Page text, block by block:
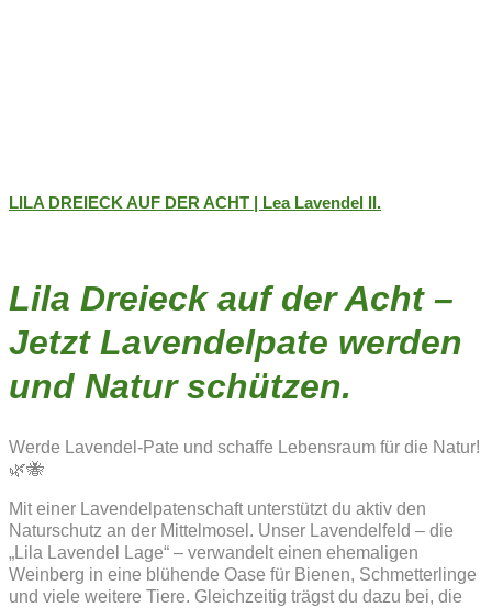
LILA DREIECK AUF DER ACHT | Lea Lavendel II.
Lila Dreieck auf der Acht –
Jetzt Lavendelpate werden
und Natur schützen.
Werde Lavendel-Pate und schaffe Lebensraum für die Natur!
🌿🐝
Mit einer Lavendelpatenschaft unterstützt du aktiv den
Naturschutz an der Mittelmosel. Unser Lavendelfeld – die
„Lila Lavendel Lage“ – verwandelt einen ehemaligen
Weinberg in eine blühende Oase für Bienen, Schmetterlinge
und viele weitere Tiere. Gleichzeitig trägst du dazu bei, die